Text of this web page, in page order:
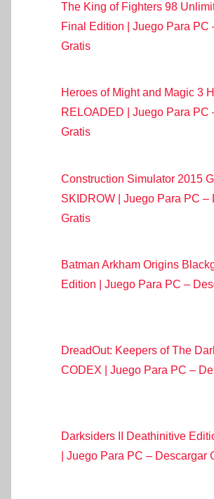
The King of Fighters 98
Final Edition | Juego Para PC
Gratis
Heroes of Might and Magic 3
RELOADED | Juego Para PC
Gratis
Construction Simulator 2015
SKIDROW | Juego Para PC –
Gratis
Batman Arkham Origins
Edition | Juego Para PC –
DreadOut: Keepers of The
CODEX | Juego Para PC –
Darksiders II Deathinitive
| Juego Para PC – Descargar